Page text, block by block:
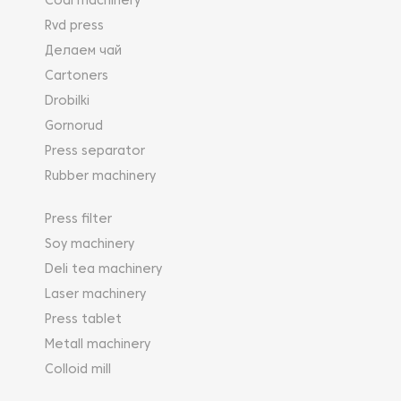
Rvd press
Делаем чай
Cartoners
Drobilki
Gornorud
Press separator
Rubber machinery
Press filter
Soy machinery
Deli tea machinery
Laser machinery
Press tablet
Metall machinery
Colloid mill